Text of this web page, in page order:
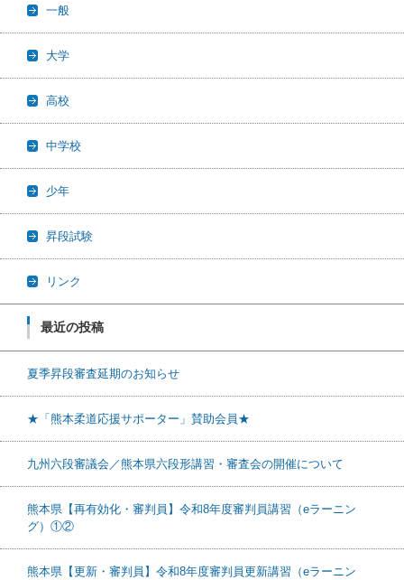
一般
大学
高校
中学校
少年
昇段試験
リンク
最近の投稿
夏季昇段審査延期のお知らせ
★「熊本柔道応援サポーター」賛助会員★
九州六段審議会／熊本県六段形講習・審査会の開催について
熊本県【再有効化・審判員】令和8年度審判員講習（eラーニン
グ）①②
熊本県【更新・審判員】令和8年度審判員更新講習（eラーニン